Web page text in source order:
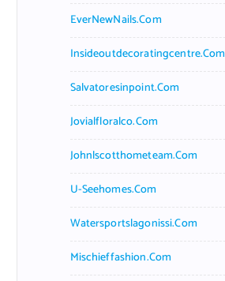
EverNewNails.com
Insideoutdecoratingcentre.com
Salvatoresinpoint.com
Jovialfloralco.com
Johnlscotthometeam.com
U-Seehomes.com
Watersportslagonissi.com
Mischieffashion.com